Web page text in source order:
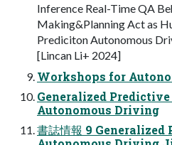
Inference Real-Time QA
Making&Planning Act as
Prediciton Autonomous
[Lincan Li+ 2024]
Workshops for
Generalized
Autonomous Driving
書誌情報 9